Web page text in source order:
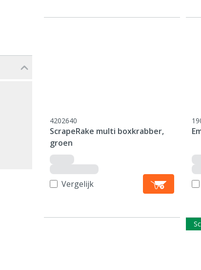
4202640
ScrapeRake multi boxkrabber,
groen
Vergelijk